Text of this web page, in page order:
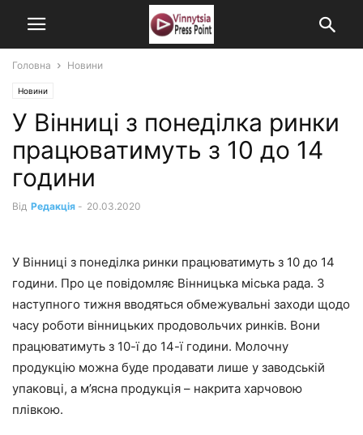
Головна Новини
Новини
У Вінниці з понеділка ринки
працюватимуть з 10 до 14
години
Від Редакція - 20.03.2020
У Вінниці з понеділка ринки працюватимуть з 10 до 14
години. Про це повідомляє Вінницька міська рада. З
наступного тижня вводяться обмежувальні заходи щодо
часу роботи вінницьких продовольчих ринків. Вони
працюватимуть з 10-ї до 14-ї години. Молочну
продукцію можна буде продавати лише у заводській
упаковці, а м’ясна продукція – накрита харчовою
плівкою.